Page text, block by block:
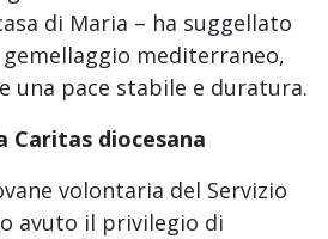
di Maria – ha suggellato
gemellaggio mediterraneo,
una pace stabile e duratura.
Caritas diocesana
volontaria del Servizio
avuto il privilegio di